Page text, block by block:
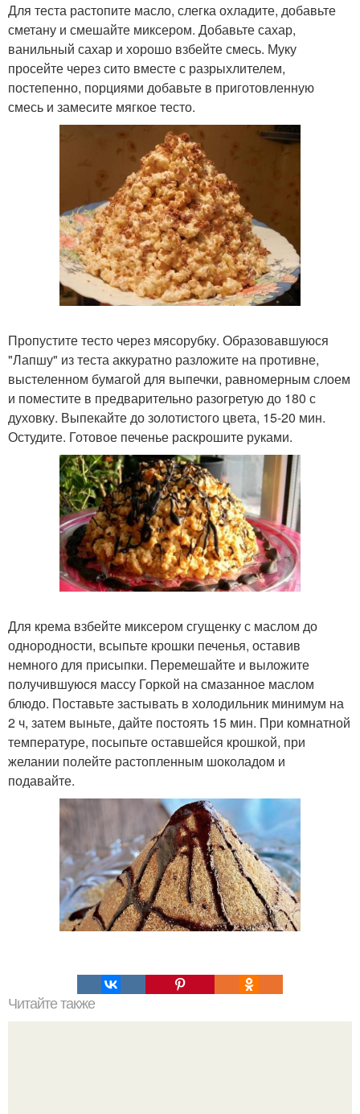
Для теста растопите масло, слегка охладите, добавьте
сметану и смешайте миксером. Добавьте сахар,
ванильный сахар и хорошо взбейте смесь. Муку
просейте через сито вместе с разрыхлителем,
постепенно, порциями добавьте в приготовленную
смесь и замесите мягкое тесто.
Пропустите тесто через мясорубку. Образовавшуюся
"Лапшу" из теста аккуратно разложите на противне,
выстеленном бумагой для выпечки, равномерным слоем
и поместите в предварительно разогретую до 180 с
духовку. Выпекайте до золотистого цвета, 15-20 мин.
Остудите. Готовое печенье раскрошите руками.
Для крема взбейте миксером сгущенку с маслом до
однородности, всыпьте крошки печенья, оставив
немного для присыпки. Перемешайте и выложите
получившуюся массу Горкой на смазанное маслом
блюдо. Поставьте застывать в холодильник минимум на
2 ч, затем выньте, дайте постоять 15 мин. При комнатной
температуре, посыпьте оставшейся крошкой, при
желании полейте растопленным шоколадом и
подавайте.
Читайте также